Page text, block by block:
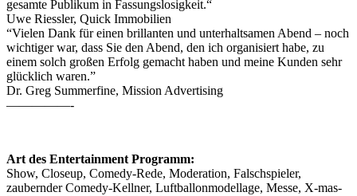
gesamte Publikum in Fassungslosigkeit.“
Uwe Riessler, Quick Immobilien
“Vielen Dank für einen brillanten und unterhaltsamen Abend – noch
wichtiger war, dass Sie den Abend, den ich organisiert habe, zu
einem solch großen Erfolg gemacht haben und meine Kunden sehr
glücklich waren.”
Dr. Greg Summerfine, Mission Advertising
—————-
Art des Entertainment Programm:
Show, Closeup, Comedy-Rede, Moderation, Falschspieler,
zaubernder Comedy-Kellner, Luftballonmodellage, Messe, X-mas-